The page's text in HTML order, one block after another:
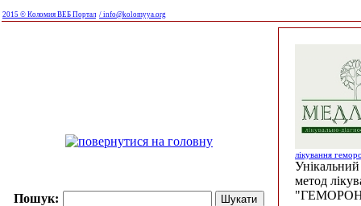
2015 © Коломия ВЕБ Портал / info@kolomyya.org
Пошук:
лікування
Унікальний
метод